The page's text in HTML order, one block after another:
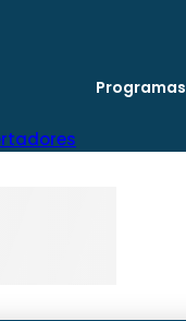
Programas